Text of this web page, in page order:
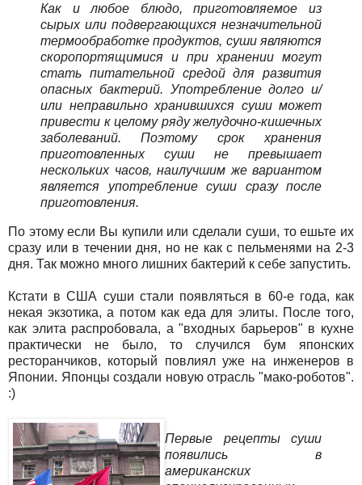
Как и любое блюдо, приготовляемое из
сырых или подвергающихся незначительной
термообработке продуктов, суши являются
скоропортящимися и при хранении могут
стать питательной средой для развития
опасных бактерий. Употребление долго и/
или неправильно хранившихся суши может
привести к целому ряду желудочно-кишечных
заболеваний. Поэтому срок хранения
приготовленных суши не превышает
нескольких часов, наилучшим же вариантом
является употребление суши сразу после
приготовления.
По этому если Вы купили или сделали суши, то ешьте их
сразу или в течении дня, но не как с пельменями на 2-3
дня. Так можно много лишних бактерий к себе запустить.
Кстати в США суши стали появляться в 60-е года, как
некая экзотика, а потом как еда для элиты. После того,
как элита распробовала, а "входных барьеров" в кухне
практически не было, то случился бум японских
ресторанчиков, который повлиял уже на инженеров в
Японии. Японцы создали новую отрасль "мако-роботов".
:)
Первые рецепты суши
появились в
американских